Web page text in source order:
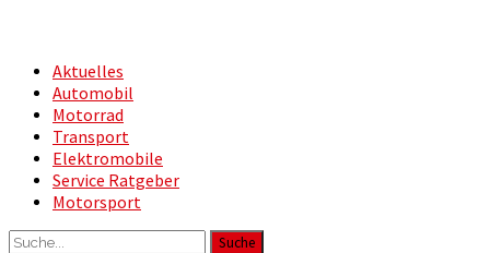
Aktuelles
Automobil
Motorrad
Transport
Elektromobile
Service Ratgeber
Motorsport
Suche